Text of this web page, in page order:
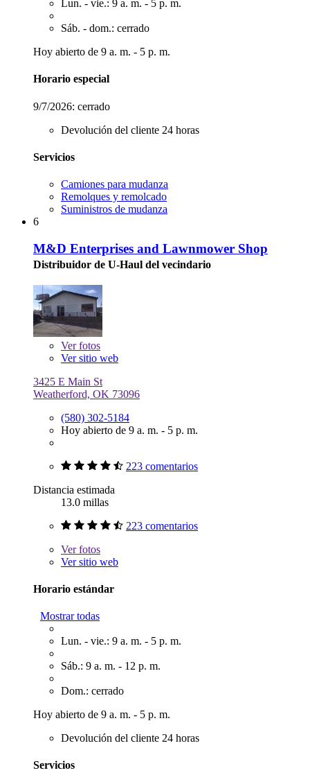
Lun. - vie.: 9 a. m. - 5 p. m.
Sáb. - dom.: cerrado
Hoy abierto de 9 a. m. - 5 p. m.
Horario especial
9/7/2026: cerrado
Devolución del cliente 24 horas
Servicios
Camiones para mudanza
Remolques y remolcado
Suministros de mudanza
6
M&D Enterprises and Lawnmower Shop
Distribuidor de U-Haul del vecindario
Verfotos
Ver sitio web
3425 E Main St
Weatherford, OK 73096
(580) 302-5184
Hoy abierto de 9 a. m. - 5 p. m.
223 comentarios
Distancia estimada
13.0 millas
223 comentarios
Verfotos
Ver sitio web
Horario estándar
Mostrar todas
Lun. - vie.: 9 a. m. - 5 p. m.
Sáb.: 9 a. m. - 12 p. m.
Dom.: cerrado
Hoy abierto de 9 a. m. - 5 p. m.
Devolución del cliente 24 horas
Servicios